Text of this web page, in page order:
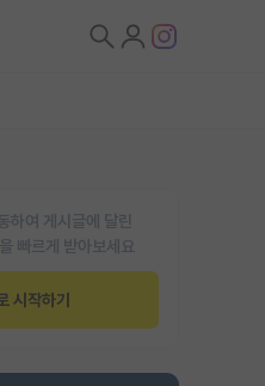
하여 게시글에 달린
빠르게 받아보세요
시작하기